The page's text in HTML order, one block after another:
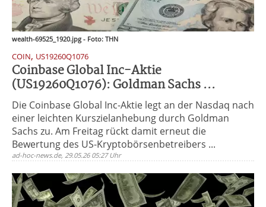
wealth-69525_1920.jpg - Foto: THN
COIN, US19260Q1076
Coinbase Global Inc-Aktie
(US19260Q1076): Goldman Sachs ...
Die Coinbase Global Inc-Aktie legt an der Nasdaq nach
einer leichten Kurszielanhebung durch Goldman
Sachs zu. Am Freitag rückt damit erneut die
Bewertung des US-Kryptobörsenbetreibers ...
ad-hoc-news.de, 29.05.26 05:27 Uhr